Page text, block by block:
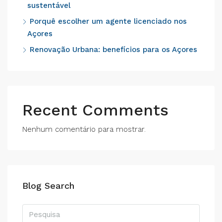
sustentável
Porquê escolher um agente licenciado nos
Açores
Renovação Urbana: benefícios para os Açores
Recent Comments
Nenhum comentário para mostrar.
Blog Search